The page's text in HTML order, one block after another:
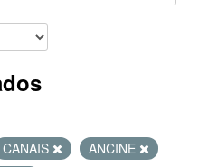
CANAIS
ANCINE